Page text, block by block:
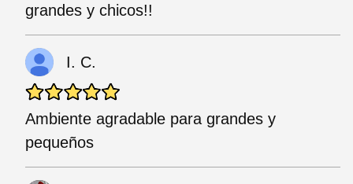
grandes y chicos!!
I. C.
Ambiente agradable para grandes y
pequeños